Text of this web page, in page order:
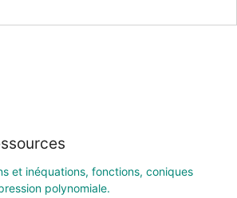
et inéquations, fonctions, coniques
polynomiale.